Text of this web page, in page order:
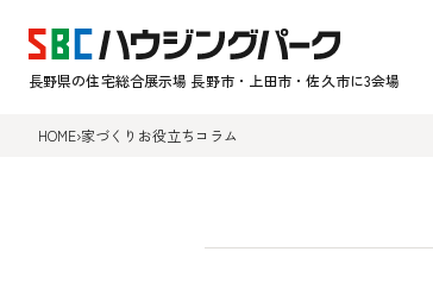
長野県の住宅総合展示場 長野市・上田市・佐久市に3会場
HOME›家づくりお役立ちコラム